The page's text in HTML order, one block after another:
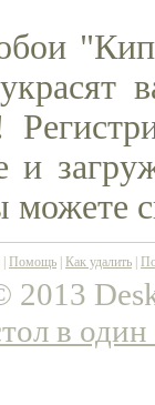
можете
Помощь Как удалить
2013
в